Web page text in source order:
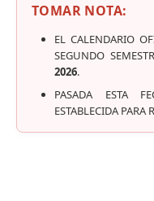
TOMAR NOTA:
EL CALENDARIO
SEGUNDO
2026.
PASADA ESTA
ESTABLECIDA PARA